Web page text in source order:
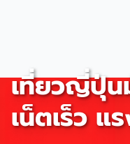
เที่ยวญี่ปุ่น
เน็ตเร็ว แ